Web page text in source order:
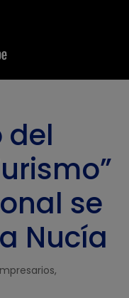
del
se
Nucía